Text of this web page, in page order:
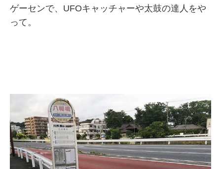
ゲーセンで、UFOキャッチャーや太鼓の達人をや
って。